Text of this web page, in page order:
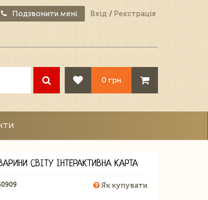
Подзвонити мені Вхід / Реєстрація
0 грн
СВІТУ ІНТЕРАКТИВНА КАРТА
Як купувати